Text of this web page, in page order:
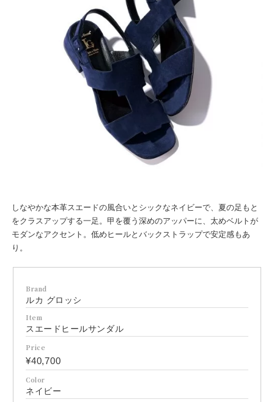
しなやかな本革スエードの風合いとシックなネイビーで、夏の足もと
をクラスアップする一足。甲を覆う深めのアッパーに、太めベルトが
モダンなアクセント。低めヒールとバックストラップで安定感もあ
り。
Brand
ルカ グロッシ
Item
スエードヒールサンダル
Price
¥40,700
Color
ネイビー